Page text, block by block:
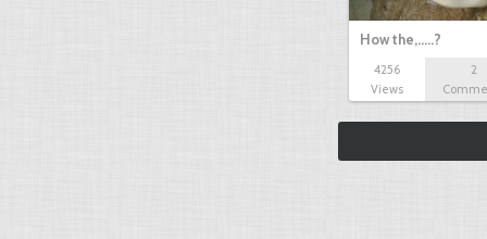
How the,.....?
4256
Views
2